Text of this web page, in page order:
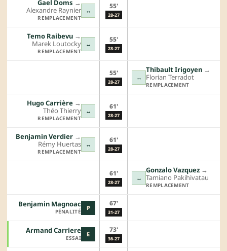
↔
Gael Doms →︎
Alexandre Raynier
REMPLACEMENT
55'
28-27
↔
Temo Raibevu →︎
Marek Loutocky
REMPLACEMENT
55'
28-27
55'
28-27
↔
Thibault Irigoyen →︎
Florian Terradot
REMPLACEMENT
↔
Hugo Carrière →︎
Théo Thierry
REMPLACEMENT
61'
28-27
↔
Benjamin Verdier →︎
Rémy Huertas
REMPLACEMENT
61'
28-27
61'
28-27
↔
Gonzalo Vazquez →︎
Tamiano Pakihivatau
REMPLACEMENT
P
Benjamin Magnoac
PÉNALITÉ
67'
31-27
E
Armand Carriere
ESSAI
73'
36-27